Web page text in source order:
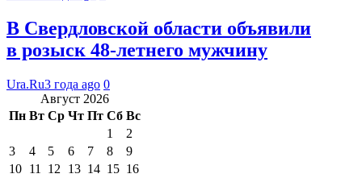
В Свердловской области объявили
в розыск 48-летнего мужчину
Ura.Ru3 года ago 0
Август 2026
Пн Вт Ср Чт Пт Сб Вс
1
2
3
4 5 6 7 8
9
10 11 12 13 14 15 16